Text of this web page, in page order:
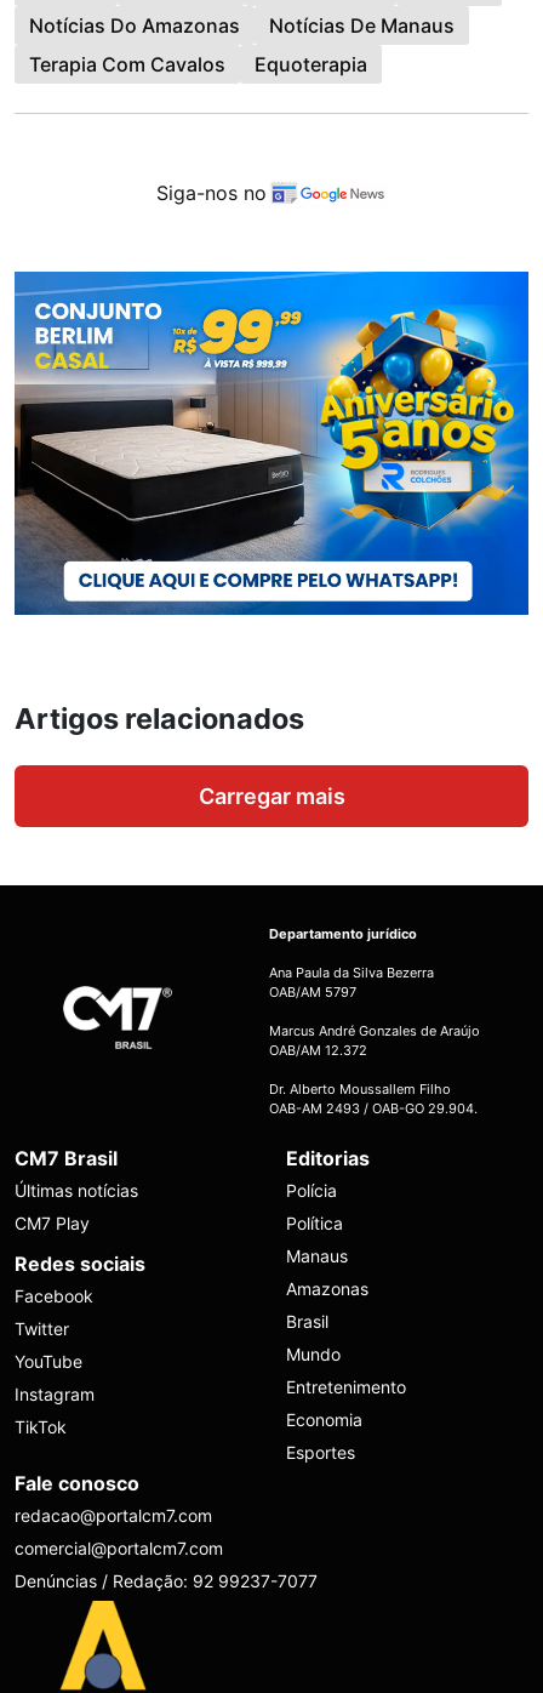
Notícias Do Amazonas
Notícias De Manaus
Terapia Com Cavalos
Equoterapia
Siga-nos no
Artigos relacionados
Carregar mais
Departamento jurídico
Ana Paula da Silva Bezerra
OAB/AM 5797
Marcus André Gonzales de Araújo
OAB/AM 12.372
Dr. Alberto Moussallem Filho
OAB-AM 2493 / OAB-GO 29.904.
CM7 Brasil
Últimas notícias
CM7 Play
Redes sociais
Facebook
Twitter
YouTube
Instagram
TikTok
Editorias
Polícia
Política
Manaus
Amazonas
Brasil
Mundo
Entretenimento
Economia
Esportes
Fale conosco
redacao@portalcm7.com
comercial@portalcm7.com
Denúncias / Redação: 92 99237-7077